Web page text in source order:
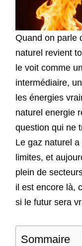
Quand on parle
naturel revient
le voit comme
intermédiaire,
les énergies
naturel energie
question qui ne
Le gaz naturel
limites, et
plein de
il est encore là,
si le futur sera
Sommaire